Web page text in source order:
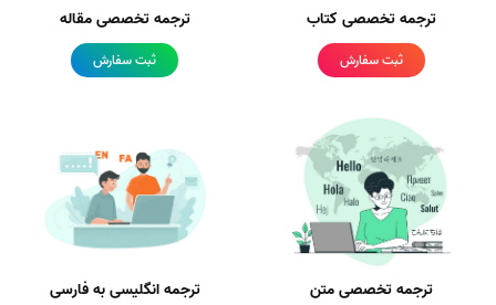
ترجمه تخصصی کتاب
ثبت سفارش
ترجمه تخصصی مقاله
ثبت سفارش
ترجمه تخصصی متن ترجمه انگلیسی به فارسی